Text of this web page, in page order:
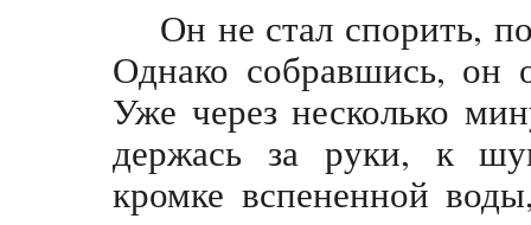
Он не стал спорить,
Однако собравшись, он
Уже через несколько
держась за руки, к
кромке вспененной